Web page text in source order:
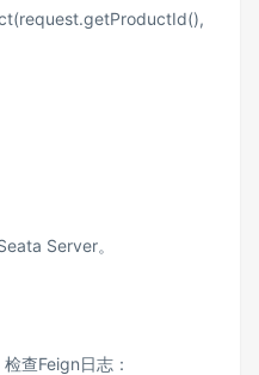
Server。
查Feign日志：